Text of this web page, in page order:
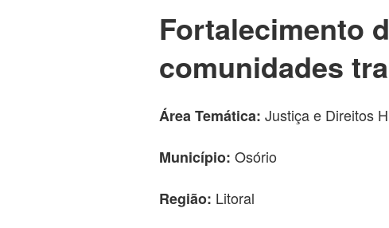
Fortalecimento
comunidades
Área Temática: Justiça e Direitos
Município: Osório
Região: Litoral